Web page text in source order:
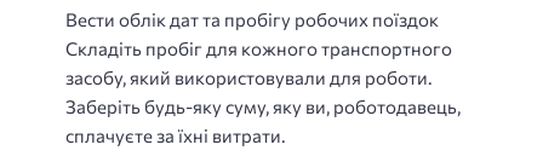
Вести облік дат та пробігу робочих поїздок
Складіть пробіг для кожного транспортного
засобу, який використовували для роботи.
Заберіть будь-яку суму, яку ви, роботодавець,
сплачуєте за їхні витрати.